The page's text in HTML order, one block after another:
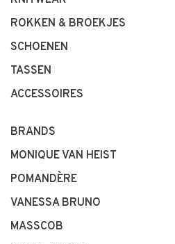
ROKKEN & BROEKJES
SCHOENEN
TASSEN
ACCESSOIRES
BRANDS
MONIQUE VAN HEIST
POMANDÈRE
VANESSA BRUNO
MASSCOB